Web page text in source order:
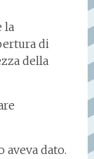
la
di
della
dato.